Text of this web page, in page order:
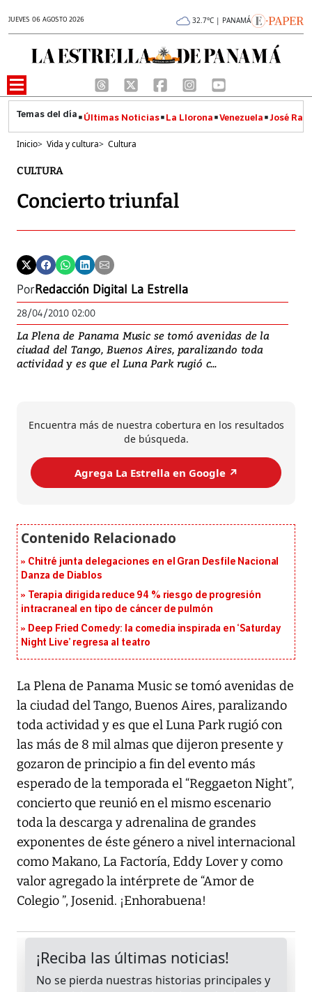
JUEVES 06 AGOSTO 2026 32.7°C | PANAMÁ
Últimas Noticias La Llorona Venezuela José
Inicio> Vida y cultura> Cultura
CULTURA
Concierto triunfal
PorRedacción Digital La Estrella
28/04/2010 02:00
La Plena de Panama Music se tomó avenidas de la
ciudad del Tango, Buenos Aires, paralizando toda
actividad y es que el Luna Park rugió c...
Encuentra más de nuestra cobertura en los resultados
de búsqueda.
Agrega La Estrella en Google ↗️
Chitré junta delegaciones en el Gran Desfile Nacional
Danza de Diablos
Terapia dirigida reduce 94 % riesgo de progresión
intracraneal en tipo de cáncer de pulmón
Deep Fried Comedy: la comedia inspirada en ‘Saturday
Night Live’ regresa al teatro
La Plena de Panama Music se tomó avenidas de
la ciudad del Tango, Buenos Aires, paralizando
toda actividad y es que el Luna Park rugió con
las más de 8 mil almas que dijeron presente y
gozaron de principio a fin del evento más
esperado de la temporada el “Reggaeton Night”,
concierto que reunió en el mismo escenario
toda la descarga y adrenalina de grandes
exponentes de éste género a nivel internacional
como Makano, La Factoría, Eddy Lover y como
valor agregado la intérprete de “Amor de
Colegio ”, Josenid. ¡Enhorabuena!